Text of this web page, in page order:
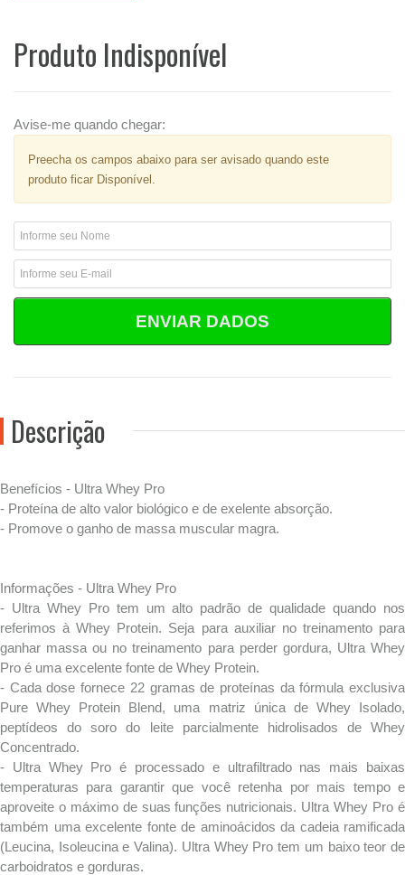
Produto Indisponível
Avise-me quando chegar:
Preecha os campos abaixo para ser avisado quando este
produto ficar Disponível.
ENVIAR DADOS
Descrição
Benefícios - Ultra Whey Pro
- Proteína de alto valor biológico e de exelente absorção.
- Promove o ganho de massa muscular magra.
Informações - Ultra Whey Pro
- Ultra Whey Pro tem um alto padrão de qualidade quando nos
referimos à Whey Protein. Seja para auxiliar no treinamento para
ganhar massa ou no treinamento para perder gordura, Ultra Whey
Pro é uma excelente fonte de Whey Protein.
- Cada dose fornece 22 gramas de proteínas da fórmula exclusiva
Pure Whey Protein Blend, uma matriz única de Whey Isolado,
peptídeos do soro do leite parcialmente hidrolisados de Whey
Concentrado.
- Ultra Whey Pro é processado e ultrafiltrado nas mais baixas
temperaturas para garantir que você retenha por mais tempo e
aproveite o máximo de suas funções nutricionais. Ultra Whey Pro é
também uma excelente fonte de aminoácidos da cadeia ramificada
(Leucina, Isoleucina e Valina). Ultra Whey Pro tem um baixo teor de
carboidratos e gorduras.